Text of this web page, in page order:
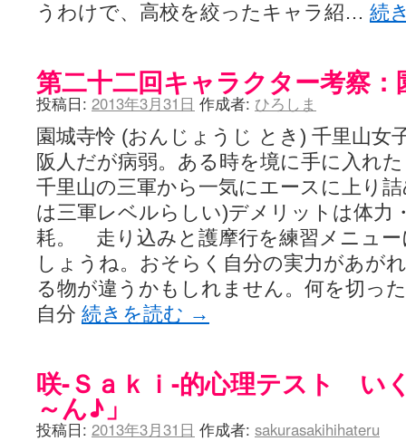
うわけで、高校を絞ったキャラ紹… 続
第二十二回キャラクター考察：
投稿日: 2013年3月31日 作成者: ひろしま
園城寺怜 (おんじょうじ とき) 千里山女
阪人だが病弱。ある時を境に手に入れ
千里山の三軍から一気にエースに上り
は三軍レベルらしい)デメリットは体力
耗。 走り込みと護摩行を練習メニュ
しょうね。おそらく自分の実力があが
る物が違うかもしれません。何を切っ
自分 続きを読む →
咲-Ｓａｋｉ-的心理テスト い
～ん♪」
投稿日: 2013年3月31日 作成者: sakurasakihihateru